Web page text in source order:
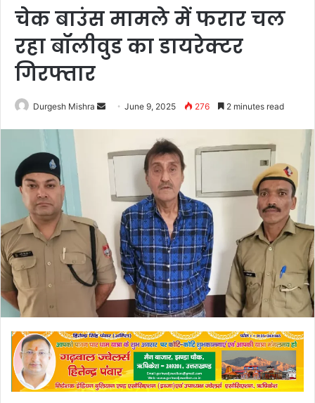
चेक बाउंस मामले में फरार चल
रहा बॉलीवुड का डायरेक्टर
गिरफ्तार
Durgesh Mishra
Send June 9, 2025 276 2 minutes read